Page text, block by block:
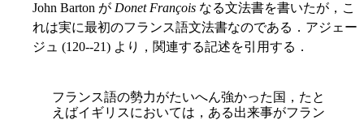
John Barton が Donet François なる文法書を書いたが，こ
れは実に最初のフランス語文法書なのである．アジェー
ジュ (120--21) より，関連する記述を引用する．
フランス語の勢力がたいへん強かった国，たと
えばイギリスにおいては，ある出来事がフラン